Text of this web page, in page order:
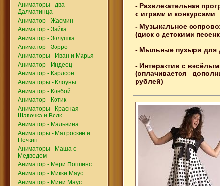
Аниматоры - два
Далматинца
Аниматор - Жасмин
Аниматор - Зайка
Аниматор - Золушка
Аниматор - Зорро
Аниматоры - Иван и Марья
Аниматор - Индеец
Аниматор - Карлсон
Аниматоры - Клоуны
Аниматор - Ковбой
Аниматор - Котик
Аниматоры - Красная
Шапочка и Волк
Аниматор - Мальвина
Аниматоры - Матроскин и
Печкин
Аниматоры - Маша с
Медведем
Аниматор - Мери Поппинс
Аниматор - Микки Маус
Аниматор - Мини Маус
- Развлекательная
с играми и конкурсами
- Музыкальное
(диск с детскими
- Мыльные пузыри для
- Интерактив с
(оплачивается
рублей)